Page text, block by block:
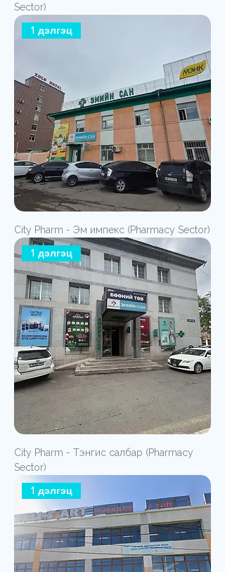
Sector)
1 дэлгэц
City Pharm - Эм импекс (Pharmacy Sector)
1 дэлгэц
City Pharm - Tэнгис салбар (Pharmacy
Sector)
1 дэлгэц